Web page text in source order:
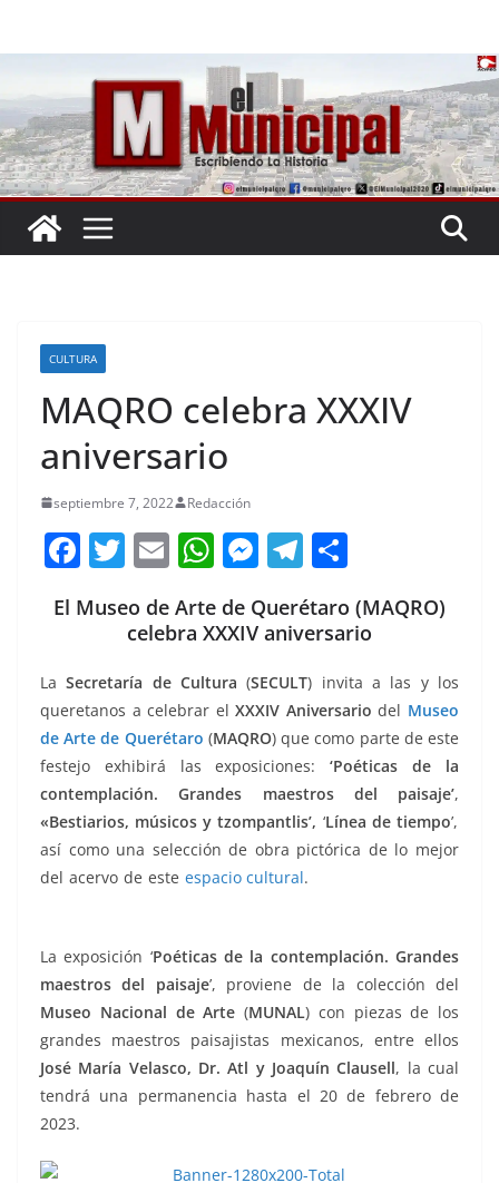
CULTURA
MAQRO celebra XXXIV
aniversario
septiembre 7, 2022 Redacción
F
c
b
o
o
k
T
itt
er
E
ai
l
W
at
s
A
p
p
M
ss
e
n
g
er
T
e
gr
a
m
m
p
ar
tir
El Museo de Arte de Querétaro (MAQRO)
celebra XXXIV aniversario
LaSecretaría de Cultura (SECULT) invita a las y los
queretanos a celebrar elXXXIV Aniversario del Museo
de Arte de Querétaro (MAQRO) que como parte de este
festejo exhibirá las exposiciones: ‘Poéticas de la
contemplación. Grandes maestros del paisaje’,
«Bestiarios, músicos y tzompantlis’, ‘Línea de tiempo’,
así como una selección de obra pictórica de lo mejor
del acervo de este espacio cultural.
La exposición ‘Poéticas de la contemplación. Grandes
maestros del paisaje’, proviene de la colección del
Museo Nacional de Arte (MUNAL) con piezas de los
grandes maestros paisajistas mexicanos, entre ellos
José María Velasco, Dr. Atl y Joaquín Clausell, la cual
tendrá una permanencia hasta el 20 de febrero de
2023.